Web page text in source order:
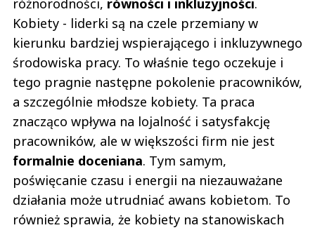
różnorodności, równości i inkluzyjności.
Kobiety - liderki są na czele przemiany w
kierunku bardziej wspierającego i inkluzywnego
środowiska pracy. To właśnie tego oczekuje i
tego pragnie następne pokolenie pracowników,
a szczególnie młodsze kobiety. Ta praca
znacząco wpływa na lojalność i satysfakcję
pracowników, ale w większości firm nie jest
formalnie doceniana. Tym samym,
poświęcanie czasu i energii na niezauważane
działania może utrudniać awans kobietom. To
również sprawia, że kobiety na stanowiskach